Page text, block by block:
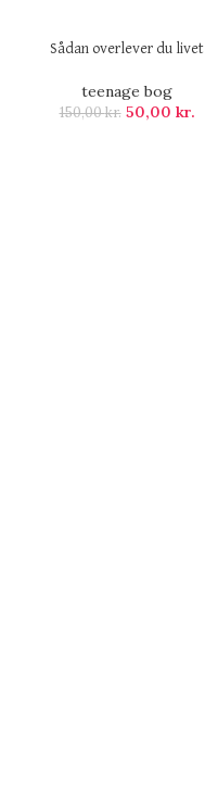
Sådan overlever du livet
teenage bog
150,00kr. 50,00 kr.